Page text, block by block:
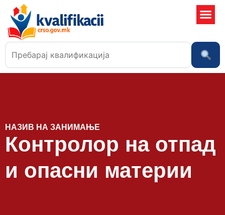
НАЗИВ НА ЗАНИМАЊЕ
Контролор на отпад
и опасни материи